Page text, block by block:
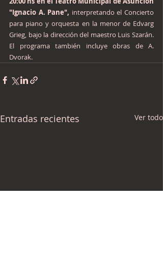
"Ignacio A. Pane", interpretando el Concierto
para piano y orquesta en la menor de Edvarg
Grieg, bajo la dirección del maestro Luis Szarán.
El programa también incluye obras de A.
Dvorak.
Entradas recientes Ver todo